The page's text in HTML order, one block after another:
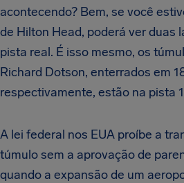
acontecendo? Bem, se você
de Hilton Head, poderá ver duas
pista real. É isso mesmo, os
Richard Dotson, enterrados em
respectivamente, estão na pista
A lei federal nos EUA proíbe a
túmulo sem a aprovação de
quando a expansão de um